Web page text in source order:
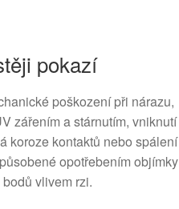
pokazí
poškození při nárazu,
zářením a stárnutím, vniknutí
koroze kontaktů nebo spálení
opotřebením objímky
vlivem rzi.